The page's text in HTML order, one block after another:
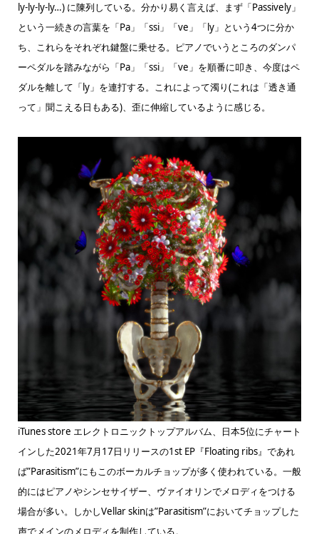
ly-ly-ly-ly…) に陳列している。分かり易く言えば、まず「Passively」
という一続きの言葉を「Pa」「ssi」「ve」「ly」という4つに分か
ち、これらをそれぞれ鍵盤に乗せる。ピアノでいうところのダンパ
ーペダルを踏みながら「Pa」「ssi」「ve」を順番に叩き、今度はペ
ダルを離して「ly」を連打する。これによって濁り(これは「透き通
って」聞こえる日もある)、歪に伸縮しているように感じる。
iTunes store エレクトロニックトップアルバム、日本5位にチャート
インした2021年7月17日リリースの1st EP『Floating ribs』であれ
ば”Parasitism”にもこのボーカルチョップが多く使われている。一般
的にはピアノやシンセサイザー、ヴァイオリンでメロディをつける
場合が多い。しかしVellar skinは”Parasitism”においてチョップした
声でメインのメロディを制作している。